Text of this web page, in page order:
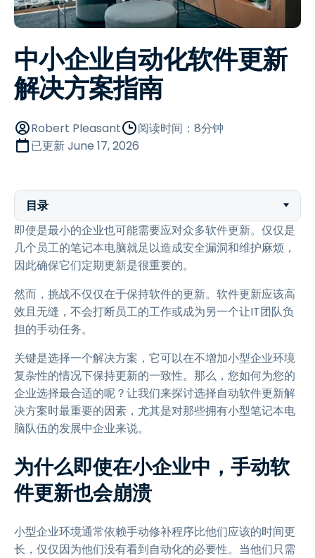
中小企业自动化软件更新
解决方案指南
Robert Pleasant
阅读时间：8分钟
已更新June 17, 2026
目录
即使是最小的企业也可能需要应对众多软件更新。仅仅是
几个员工的笔记本电脑就足以造成安全漏洞和维护麻烦，
因此确保它们定期更新是很重要的。
然而，挑战不仅仅在于保持软件的更新。软件更新应该高
效且无缝，不会打断员工的工作或成为另一个让IT团队负
担的手动任务。
关键是选择一个解决方案，它可以在不增加小型企业环境
复杂性的情况下保持更新的一致性。那么，您如何为您的
企业选择最合适的呢？让我们来探讨选择自动软件更新解
决方案时最重要的因素，尤其是对那些拥有小型笔记本电
脑队伍的发展中企业来说。
为什么即使在小企业中，手动软
件更新也会崩溃
小型企业环境通常依赖手动修补程序比他们应该的时间更
长，仅仅因为他们没有看到自动化的必要性。当他们只需